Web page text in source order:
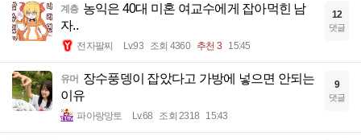
계층 농익은 40대 미혼 여교수에게 잡아먹힌 남
자..
전자팔찌 Lv.93 조회 4360 추천 3 15:45
12
댓글
유머 장수풍뎅이 잡았다고 가방에 넣으면 안되는
이유
파아랑망토 Lv.68 조회 2318 15:43
9
댓글